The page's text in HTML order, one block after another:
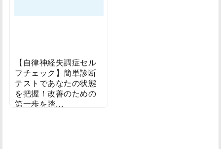
【自律神経失調症セル
フチェック】簡単診断
テストであなたの状態
を把握！改善のための
第一歩を踏...